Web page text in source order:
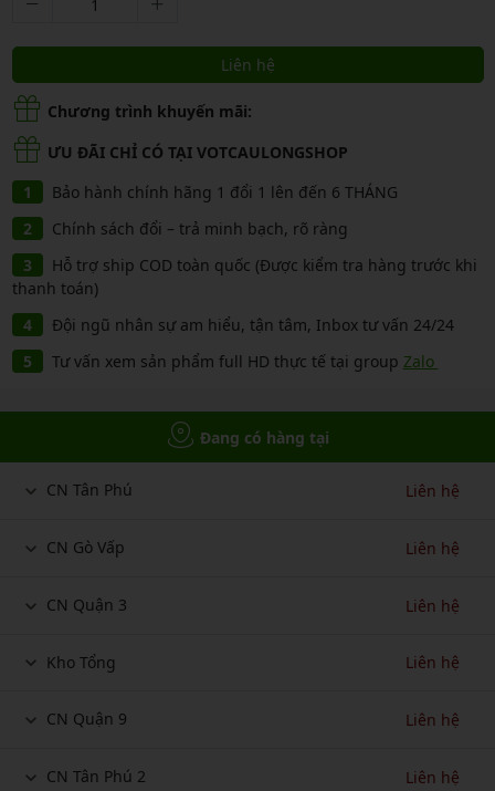
Liên hệ
Chương trình khuyến mãi:
ƯU ĐÃI CHỈ CÓ TẠI VOTCAULONGSHOP
Bảo hành chính hãng 1 đổi 1 lên đến 6 THÁNG
Chính sách đổi – trả minh bạch, rõ ràng
Hỗ trợ ship COD toàn quốc (Được kiểm tra hàng trước khi
thanh toán)
Đội ngũ nhân sự am hiểu, tận tâm, Inbox tư vấn 24/24
Tư vấn xem sản phẩm full HD thực tế tại group Zalo
Đang có hàng tại
CN Tân Phú Liên hệ
CN Gò Vấp Liên hệ
CN Quận 3 Liên hệ
Kho Tổng Liên hệ
CN Quận 9 Liên hệ
CN Tân Phú 2 Liên hệ